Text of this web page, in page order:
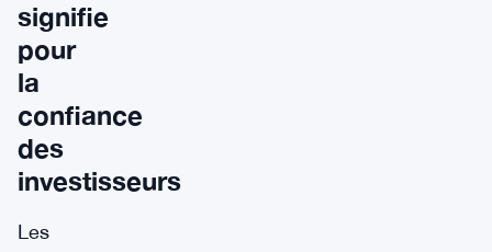
signifie
pour
la
confiance
des
investisseurs
Les